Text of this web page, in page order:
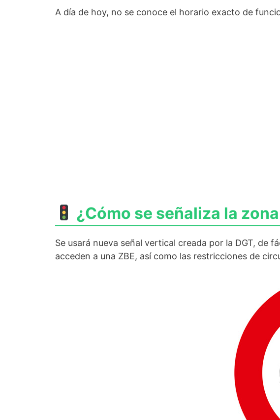
A día de hoy, no se conoce el horario exacto de
¿Cómo se señaliza la
Se usará nueva señal vertical creada por la DGT, de
acceden a una ZBE, así como las restricciones de